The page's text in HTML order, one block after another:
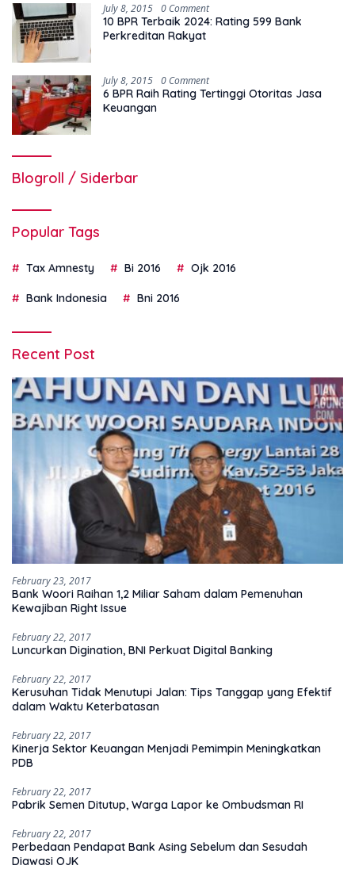
July 8, 2015 0 Comment
10 BPR Terbaik 2024: Rating 599 Bank
Perkreditan Rakyat
July 8, 2015 0 Comment
6 BPR Raih Rating Tertinggi Otoritas Jasa
Keuangan
Blogroll / Siderbar
Popular Tags
Tax Amnesty Bi 2016 Ojk 2016
Bank Indonesia Bni 2016
Recent Post
February 23, 2017
Bank Woori Raihan 1,2 Miliar Saham dalam Pemenuhan
Kewajiban Right Issue
February 22, 2017
Luncurkan Digination, BNI Perkuat Digital Banking
February 22, 2017
Kerusuhan Tidak Menutupi Jalan: Tips Tanggap yang Efektif
dalam Waktu Keterbatasan
February 22, 2017
Kinerja Sektor Keuangan Menjadi Pemimpin Meningkatkan
PDB
February 22, 2017
Pabrik Semen Ditutup, Warga Lapor ke Ombudsman RI
February 22, 2017
Perbedaan Pendapat Bank Asing Sebelum dan Sesudah
Diawasi OJK